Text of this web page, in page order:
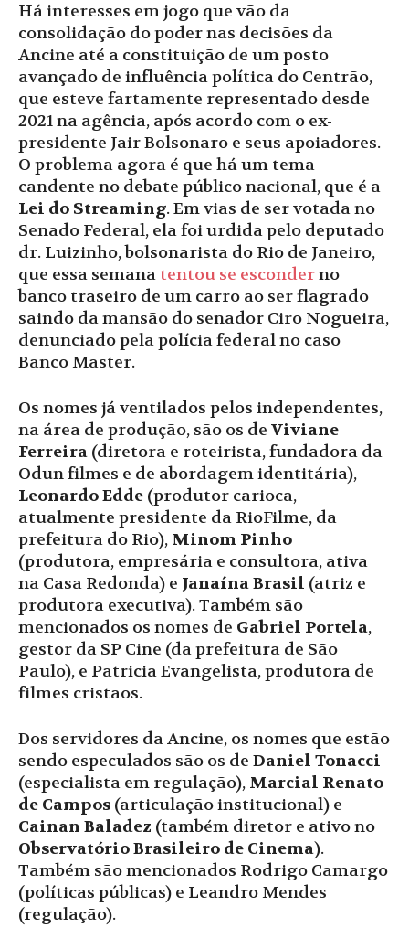
Há interesses em jogo que vão da
consolidação do poder nas decisões da
Ancine até a constituição de um posto
avançado de influência política do Centrão,
que esteve fartamente representado desde
2021 na agência, após acordo com o ex-
presidente Jair Bolsonaro e seus apoiadores.
O problema agora é que há um tema
candente no debate público nacional, que é a
Lei do Streaming. Em vias de ser votada no
Senado Federal, ela foi urdida pelo deputado
dr. Luizinho, bolsonarista do Rio de Janeiro,
que essa semana tentou se esconderno
banco traseiro de um carro ao ser flagrado
saindo da mansão do senador Ciro Nogueira,
denunciado pela polícia federal no caso
Banco Master.
Os nomes já ventilados pelos independentes,
na área de produção, são os de Viviane
Ferreira (diretora e roteirista, fundadora da
Odun filmes e de abordagem identitária),
Leonardo Edde (produtor carioca,
atualmente presidente da RioFilme, da
prefeitura do Rio), Minom Pinho
(produtora, empresária e consultora, ativa
na Casa Redonda) e Janaína Brasil (atriz e
produtora executiva). Também são
mencionados os nomes de Gabriel Portela,
gestor da SP Cine (da prefeitura de São
Paulo), e Patricia Evangelista, produtora de
filmes cristãos.
Dos servidores da Ancine, os nomes que estão
sendo especulados são os de Daniel Tonacci
(especialista em regulação), Marcial Renato
de Campos (articulação institucional) e
Cainan Baladez (também diretor e ativo no
Observatório Brasileiro de Cinema).
Também são mencionados Rodrigo Camargo
(políticas públicas) e Leandro Mendes
(regulação).